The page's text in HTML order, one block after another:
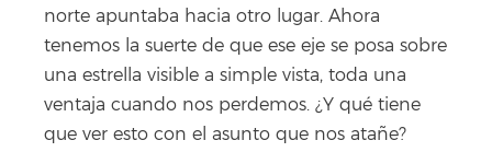
norte apuntaba hacia otro lugar. Ahora
tenemos la suerte de que ese eje se posa sobre
una estrella visible a simple vista, toda una
ventaja cuando nos perdemos. ¿Y qué tiene
que ver esto con el asunto que nos atañe?